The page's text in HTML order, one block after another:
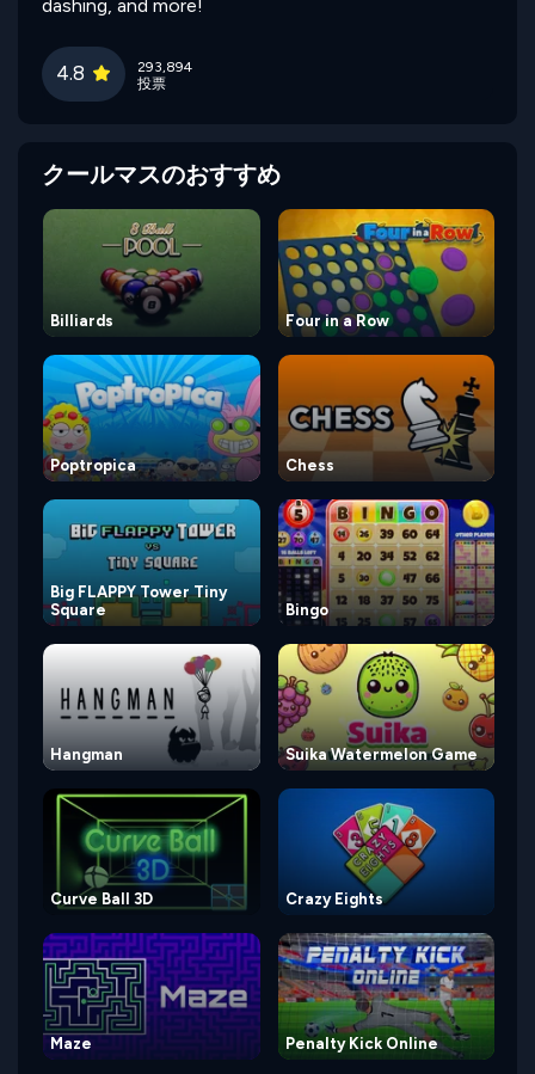
dashing, and more!
4.8
293,894
投票
クールマスのおすすめ
Billiards Four in a Row
Poptropica Chess
Big FLAPPY Tower Tiny
Square
Bingo
Hangman Suika Watermelon Game
Curve Ball 3D Crazy Eights
Maze Penalty Kick Online